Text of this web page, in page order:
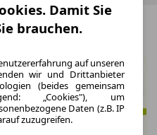
Damit Sie
brauchen.
auf unseren
wir und Drittanbieter
(beides gemeinsam
„Cookies"), um
Daten (z.B. IP
zuzugreifen.